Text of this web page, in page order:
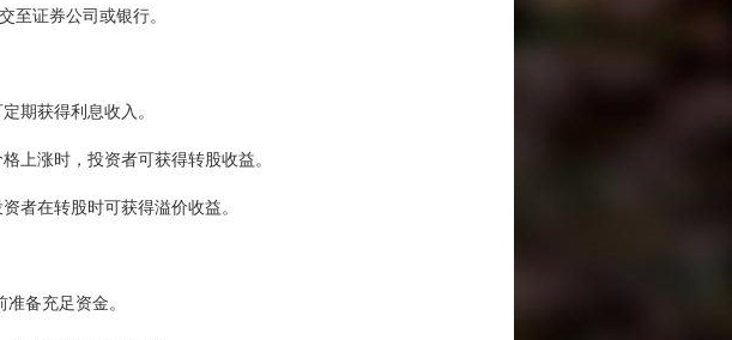
至证券公司或银行。
期获得利息收入。
上涨时，投资者可获得转股收益。
者在转股时可获得溢价收益。
备充足资金。